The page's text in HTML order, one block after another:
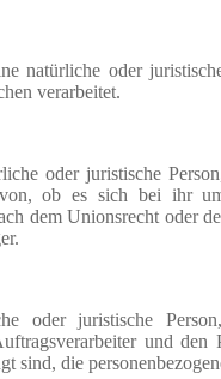
natürliche oder
verarbeitet.
oder juristische
ob es sich bei ihr
dem Unionsrecht oder
oder juristische
und
sind, die